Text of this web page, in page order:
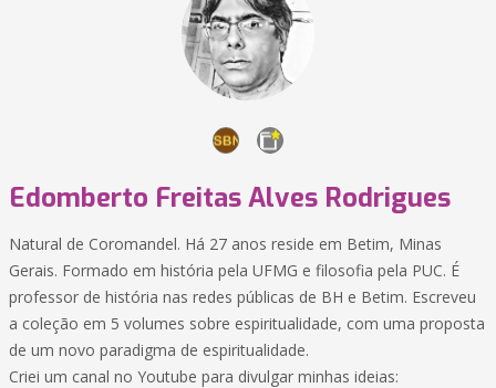
Edomberto Freitas Alves Rodrigues
Natural de Coromandel. Há 27 anos reside em Betim, Minas
Gerais. Formado em história pela UFMG e filosofia pela PUC. É
professor de história nas redes públicas de BH e Betim. Escreveu
a coleção em 5 volumes sobre espiritualidade, com uma proposta
de um novo paradigma de espiritualidade.
Criei um canal no Youtube para divulgar minhas ideias: